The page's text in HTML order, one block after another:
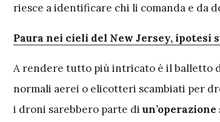
riesce a identificare chi li comanda e da
Paura nei cieli del New Jersey, ipotesi
A rendere tutto più intricato è il balletto
normali aerei o elicotteri scambiati per
i droni sarebbero parte di